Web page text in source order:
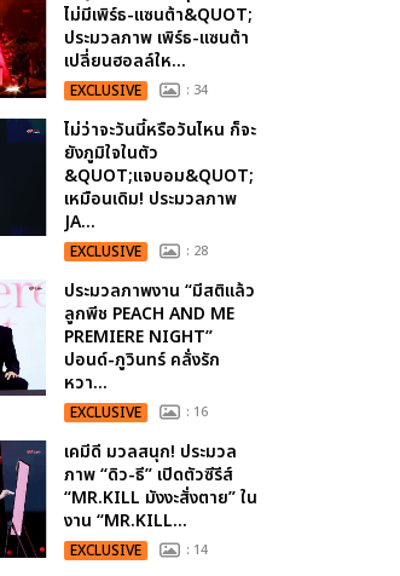
ไม่มีเพิร์ธ-แซนต้า&QUOT;
ประมวลภาพ เพิร์ธ-แซนต้า
เปลี่ยนฮอลล์ให...
EXCLUSIVE : 34
ไม่ว่าจะวันนี้หรือวันไหน ก็จะ
ยังภูมิใจในตัว
&QUOT;แจบอม&QUOT;
เหมือนเดิม! ประมวลภาพ
JA...
EXCLUSIVE : 28
ประมวลภาพงาน “มีสติแล้ว
ลูกพีช PEACH AND ME
PREMIERE NIGHT”
ปอนด์-ภูวินทร์ คลั่งรัก
หวา...
EXCLUSIVE : 16
เคมีดี มวลสนุก! ประมวล
ภาพ “ดิว-ธี” เปิดตัวซีรีส์
“MR.KILL มังงะสั่งตาย” ใน
งาน “MR.KILL...
EXCLUSIVE : 14